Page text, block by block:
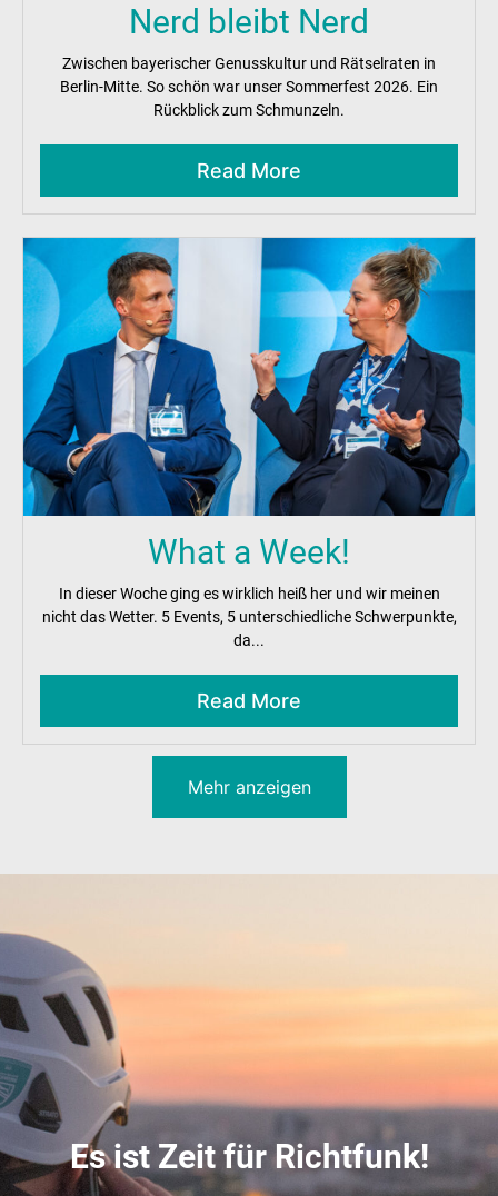
Nerd bleibt Nerd
Zwischen bayerischer Genusskultur und Rätselraten in
Berlin-Mitte. So schön war unser Sommerfest 2026. Ein
Rückblick zum Schmunzeln.
Read More
What a Week!
In dieser Woche ging es wirklich heiß her und wir meinen
nicht das Wetter. 5 Events, 5 unterschiedliche Schwerpunkte,
da...
Read More
Mehr anzeigen
Es ist Zeit für Richtfunk!